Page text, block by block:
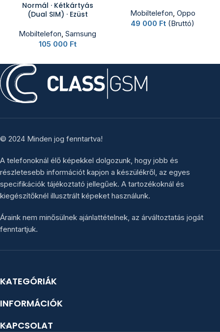
Normál · Kétkártyás
(Dual SIM) · Ezüst
Mobiltelefon, Samsung
105 000 Ft
Mobiltelefon, Oppo
49 000 Ft (Bruttó)
© 2024 Minden jog fenntartva!
A telefonoknál élő képekkel dolgozunk, hogy jobb és
részletesebb információt kapjon a készülékről, az egyes
specifikációk tájékoztató jellegűek. A tartozékoknál és
kiegészítőknél illusztrált képeket használunk.
Áraink nem minősülnek ajánlattételnek, az árváltoztatás jogát
fenntartjuk.
KATEGÓRIÁK
INFORMÁCIÓK
KAPCSOLAT